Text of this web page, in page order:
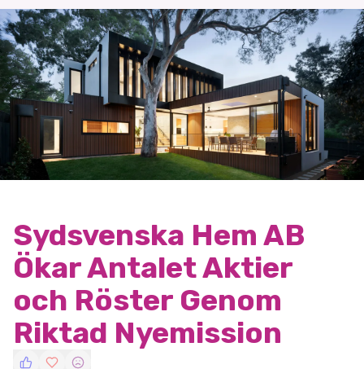
Sydsvenska Hem AB
Ökar Antalet Aktier
och Röster Genom
Riktad Nyemission